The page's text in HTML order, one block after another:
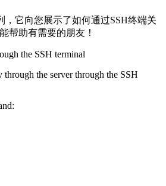
，它向您展示了如何通过SSH终端关
帮助有需要的朋友！
the SSH terminal
through the server through the SSH